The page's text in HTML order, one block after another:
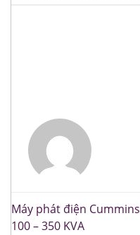
Máy phát điện Cummins
100 – 350 KVA